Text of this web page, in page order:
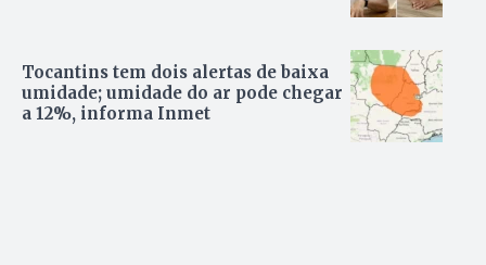
Tocantins tem dois alertas de baixa
umidade; umidade do ar pode chegar
a 12%, informa Inmet